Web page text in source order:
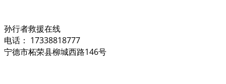
孙行者救援在线
电话： 17338818777
宁德市柘荣县柳城西路146号